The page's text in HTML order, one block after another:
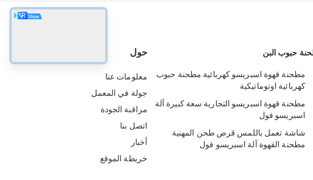
حول
معلومات عنا
جولة في المعمل
مراقبة الجودة
اتصل بنا
أخبار
خريطة الموقع
حبوب البن
مطحنة قهوة اسبريسو كهربائية مطحنة حبوب
كهربائية اوتوماتيكية
مطحنة قهوة اسبريسو التجارية سعة كبيرة آلة
اسبريسو فول
شاشة تعمل باللمس قرص طحن المهنية
مطحنة القهوة آلة اسبريسو فول